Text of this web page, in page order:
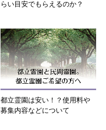
らい目安でもらえるのか？
都立霊園は安い！？使用料や
募集内容などについて